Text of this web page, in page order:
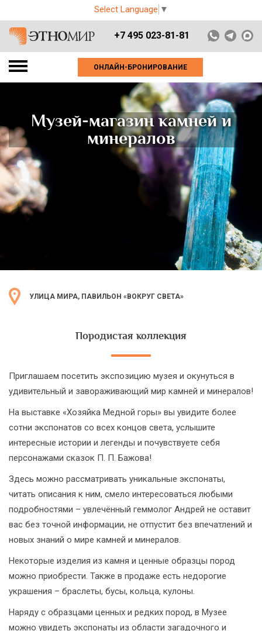
Select Language ▼
+7 495 023-81-81
ОНЛАЙН-БРОНИРОВАНИЕ
Музей-магазин камней и
минералов
УЛИЦА МИРА, ПАВИЛЬОН «ВОКРУГ СВЕТА»
Породистая коллекция
Приглашаем посетить экспозицию музея и окунуться в
удивительный и завораживающий мир камней и минералов!
На выставке «Хозяйка Медной горы» вы увидите более
сотни экспонатов со всех концов света, услышите
интересные истории и легенды и почувствуете себя
персонажами сказок П. П. Бажова!
Здесь можно рассматривать уникальные экспонаты,
читать описания к ним, смело интересоваться любыми
подробностями – увлечённый геммолог Андрей не оставит
вас без точной информации, не отпустит без впечатлений и
новых знаний о мире камней и минералов.
Некоторые изделия из камня и ценные образцы пород
можно приобрести. Также в продаже есть недорогие
украшения – браслеты, бусы, кольца, кулоны.
Наряду с образцами ценных и редких пород, в Музее
можно увидеть экспонаты из области загадочного и